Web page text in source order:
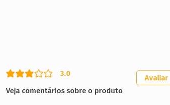
3.0
classificação média é 3 de 5
Veja comentários sobre o produto
Avaliar